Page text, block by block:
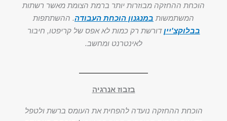
הוכחת ההחזקה מבוזרות יותר ברמת הצומת מאשר רשתות
המשתמשות במנגנון הוכחת העבודה. ההשתתפות
בבלוקצ'ייןדורשת רק כמות לא אפס של קריפטו, חיבור
לאינטרנט ומחשב.
בזבוז אנרגיה
הוכחת ההחזקה נועדה להפחית את העומס ברשת ולטפל